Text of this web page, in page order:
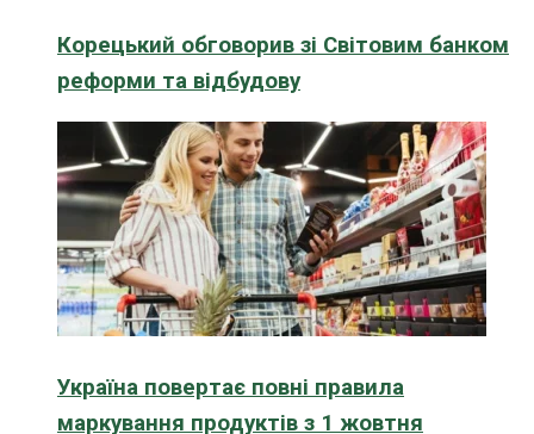
Корецький обговорив зі Світовим банком
реформи та відбудову
Україна повертає повні правила
маркування продуктів з 1 жовтня